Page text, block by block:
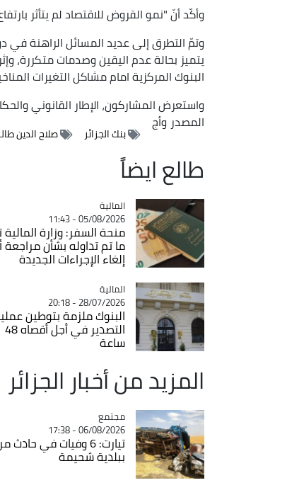
وأكّد أنّ "نمو القروض للاقتصاد لم يتأثر
وتمّ التطرق إلى عديد المسائل الراهنة في
يتميز بحالة عدم اليقين وصدمات متكررة،
البنوك المركزية امام مشاكل التغيرات
واستعرض المشاركون، الإطار القانوني
المصدر وأج
بنك الجزائر صلاح الدين
طالع ايضاً
Catégorie
المالية
05/08/2026 - 11:43
منحة السفر: وزارة المالية
ما تم تداوله بشأن مراجعة
إلغاء الإجراءات الجديدة
Catégorie
المالية
28/07/2026 - 20:18
البنوك ملزمة بتوطين
التصدير في أجل أقصاه 48
ساعة
المزيد من أخبار الجزائر
Catégorie
مجتمع
06/08/2026 - 17:38
تيارت: 6 وفيات في حادث
ببلدية شحيمة